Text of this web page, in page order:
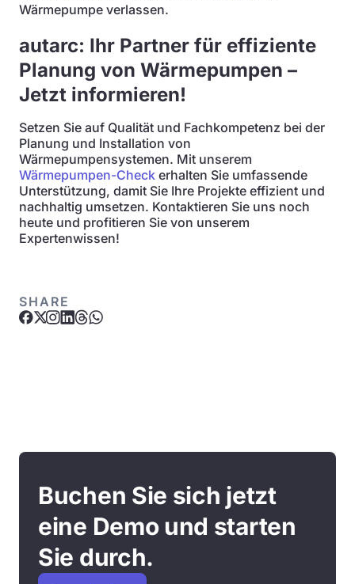
Wärmepumpe verlassen.
autarc: Ihr Partner für effiziente
Planung von Wärmepumpen –
Jetzt informieren!
Setzen Sie auf Qualität und Fachkompetenz bei der
Planung und Installation von
Wärmepumpensystemen. Mit unserem
Wärmepumpen-Check erhalten Sie umfassende
Unterstützung, damit Sie Ihre Projekte effizient und
nachhaltig umsetzen. Kontaktieren Sie uns noch
heute und profitieren Sie von unserem
Expertenwissen!
SHARE
Buchen Sie sich jetzt
eine Demo und starten
Sie durch.